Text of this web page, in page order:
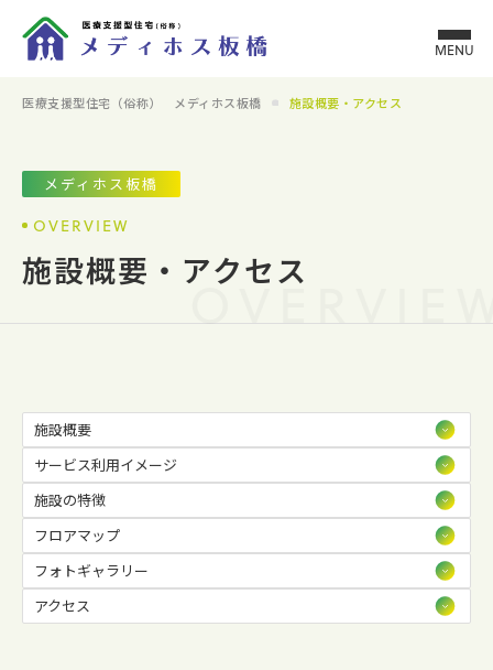
MENU
医療支援型住宅（俗称） メディホス板橋 施設概要・アクセス
メディホス板橋
OVERVIEW
施設概要・アクセス
施設概要
サービス利用イメージ
施設の特徴
フロアマップ
フォトギャラリー
アクセス